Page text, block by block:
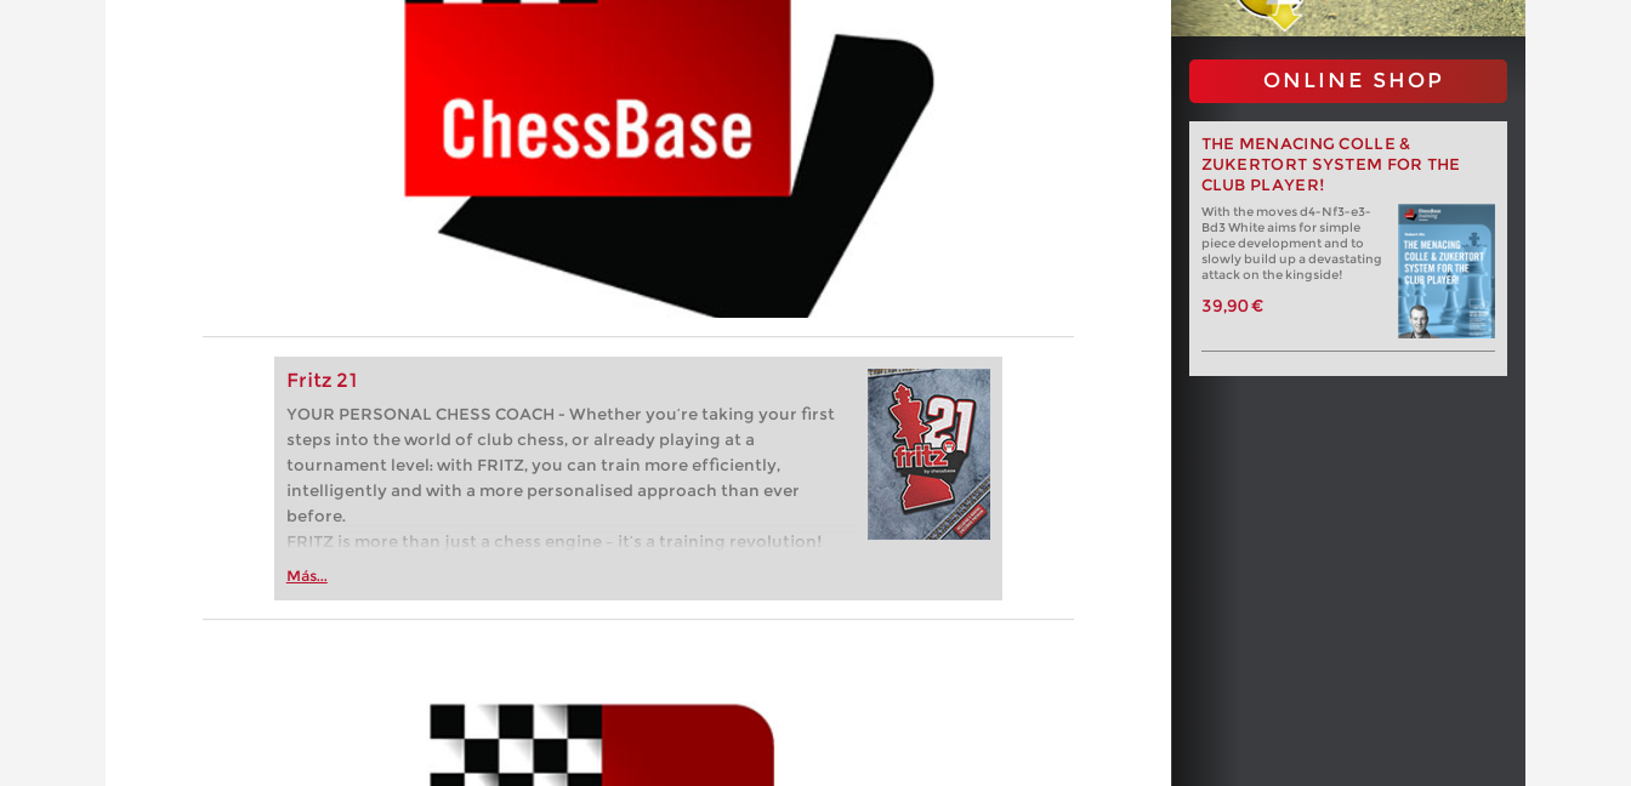
Fritz 21
YOUR PERSONAL CHESS COACH - Whether you’re taking your first
steps into the world of club chess, or already playing at a
tournament level: with FRITZ, you can train more efficiently,
intelligently and with a more personalised approach than ever
before.
FRITZ is more than just a chess engine – it’s a training revolution!
Whether you’re taking your first steps into the world of club chess,
more efficiently, intelligently and with a more personalised
Más...
ONLINE SHOP
THE MENACING COLLE &
ZUKERTORT SYSTEM FOR THE
CLUB PLAYER!
With the moves d4-Nf3-e3-
Bd3 White aims for simple
piece development and to
slowly build up a devastating
attack on the kingside!
39,90 €